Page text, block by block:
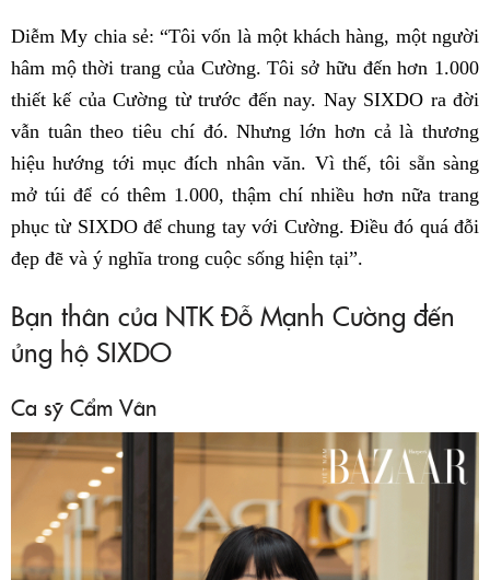
Diễm My chia sẻ: “Tôi vốn là một khách hàng, một người
hâm mộ thời trang của Cường. Tôi sở hữu đến hơn 1.000
thiết kế của Cường từ trước đến nay. Nay SIXDO ra đời
vẫn tuân theo tiêu chí đó. Nhưng lớn hơn cả là thương
hiệu hướng tới mục đích nhân văn. Vì thế, tôi sẵn sàng
mở túi để có thêm 1.000, thậm chí nhiều hơn nữa trang
phục từ SIXDO để chung tay với Cường. Điều đó quá đỗi
đẹp đẽ và ý nghĩa trong cuộc sống hiện tại”.
Bạn thân của NTK Đỗ Mạnh Cường đến
ủng hộ SIXDO
Ca sỹ Cẩm Vân